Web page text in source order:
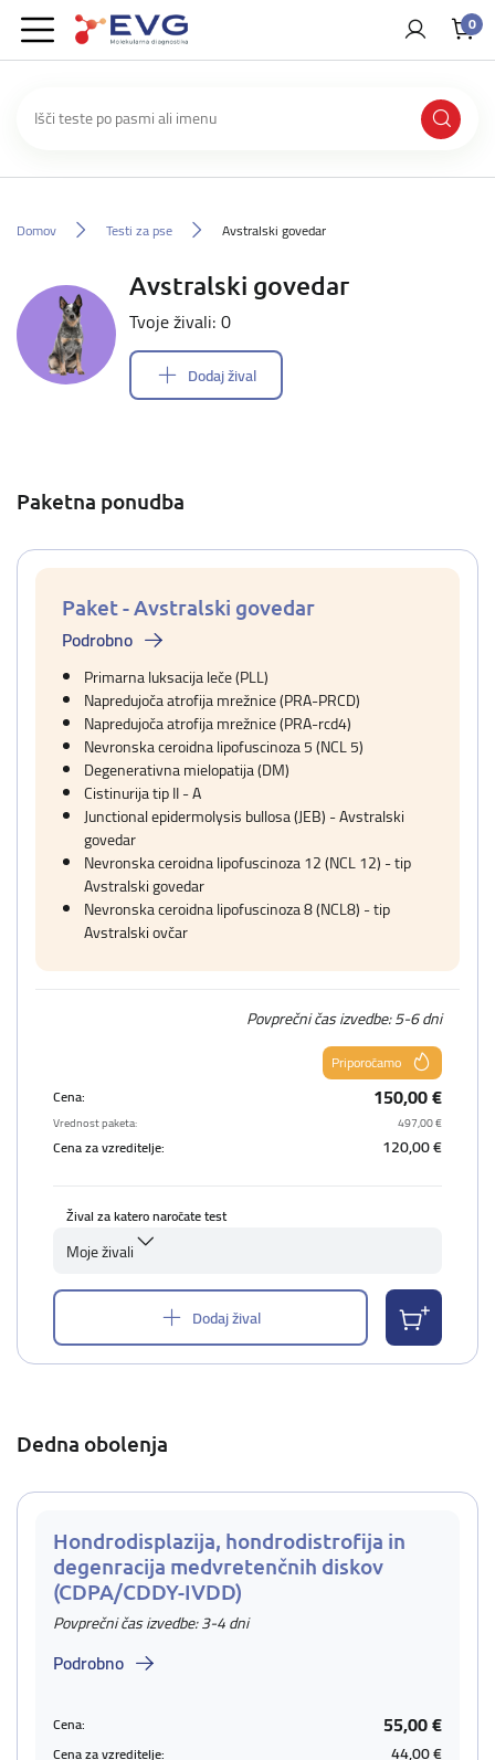
0
Domov Testi za pse Avstralski govedar
Avstralski govedar
Tvoje živali: 0
Dodaj žival
Paketna ponudba
Paket - Avstralski govedar
Podrobno
Primarna luksacija leče (PLL)
Napredujoča atrofija mrežnice (PRA-PRCD)
Napredujoča atrofija mrežnice (PRA-rcd4)
Nevronska ceroidna lipofuscinoza 5 (NCL 5)
Degenerativna mielopatija (DM)
Cistinurija tip II - A
Junctional epidermolysis bullosa (JEB) - Avstralski
govedar
Nevronska ceroidna lipofuscinoza 12 (NCL 12) - tip
Avstralski govedar
Nevronska ceroidna lipofuscinoza 8 (NCL8) - tip
Avstralski ovčar
Povprečni čas izvedbe: 5-6 dni
Priporočamo
Cena:
150,00 €
Vrednost paketa: 497,00 €
Cena za vzreditelje: 120,00 €
Žival za katero naročate test
Moje živali
Dodaj žival
Dedna obolenja
Hondrodisplazija, hondrodistrofija in
degenracija medvretenčnih diskov
(CDPA/CDDY-IVDD)
Povprečni čas izvedbe: 3-4 dni
Podrobno
Cena: 55,00 €
Cena za vzreditelje: 44,00 €